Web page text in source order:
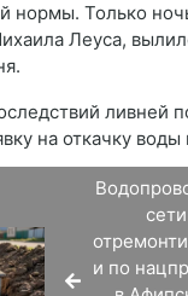
нормы. Только
Леуса,
ливней
на откачку
сети
и по